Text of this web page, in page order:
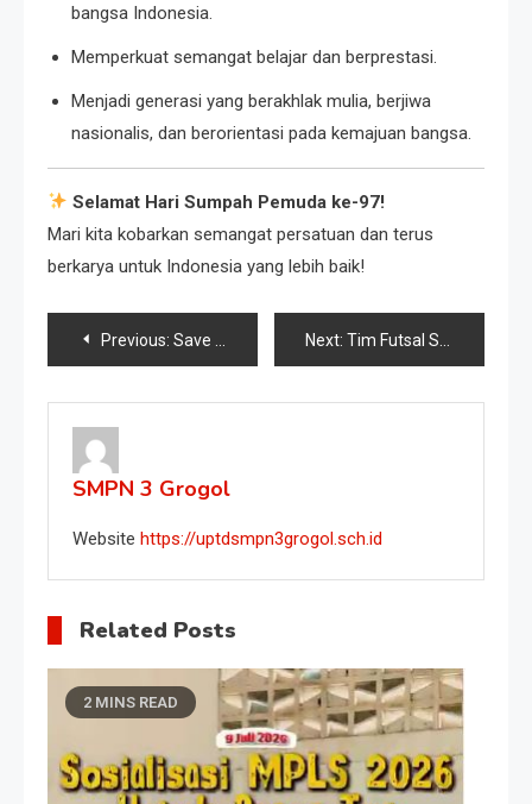
bangsa Indonesia.
Memperkuat semangat belajar dan berprestasi.
Menjadi generasi yang berakhlak mulia, berjiwa
nasionalis, dan berorientasi pada kemajuan bangsa.
Selamat Hari Sumpah Pemuda ke-97!
Mari kita kobarkan semangat persatuan dan terus
berkarya untuk Indonesia yang lebih baik!
Previous: Save the Date! Persembahan Istimewa dari Siswa SMPN 3 Grogol: Paramitha Tri Gangsa Next: Tim Futsal SMPN 3 Grogol Lolos ke Babak 16 Besar!
SMPN 3 Grogol
Website https://uptdsmpn3grogol.sch.id
Related Posts
2 MINS READ